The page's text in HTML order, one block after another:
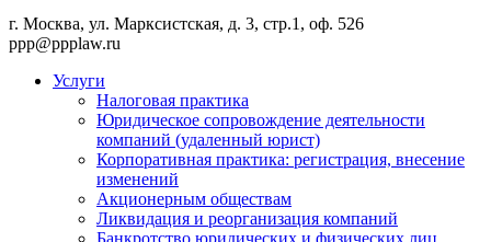
г. Москва, ул. Марксистская, д. 3, стр.1, оф. 526
ppp@ppplaw.ru
Услуги
Налоговая практика
Юридическое сопровождение деятельности
компаний (удаленный юрист)
Корпоративная практика: регистрация, внесение
изменений
Акционерным обществам
Ликвидация и реорганизация компаний
Банкротство юридических и физических лиц